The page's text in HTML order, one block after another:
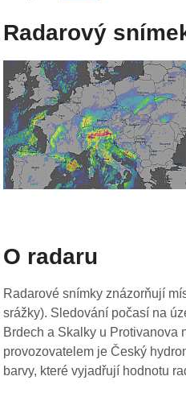
Radarový
O radaru
Radarové snímky znázorňují
srážky). Sledování počasí na
Brdech a Skalky u Protivanova
provozovatelem je Český
barvy, které vyjadřují hodnotu